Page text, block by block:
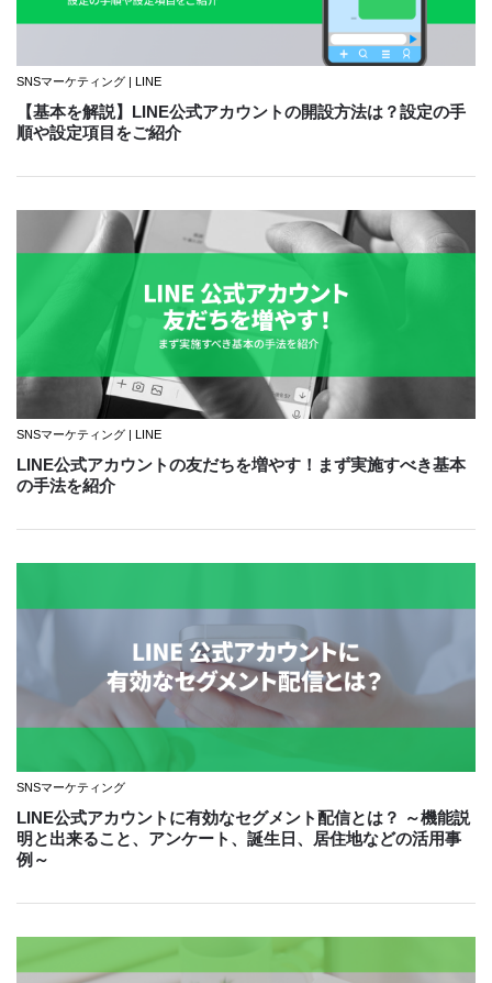
SNSマーケティング | LINE
【基本を解説】LINE公式アカウントの開設方法は？設定の手
順や設定項目をご紹介
SNSマーケティング | LINE
LINE公式アカウントの友だちを増やす！まず実施すべき基本
の手法を紹介
SNSマーケティング
LINE公式アカウントに有効なセグメント配信とは？ ～機能説
明と出来ること、アンケート、誕生日、居住地などの活用事
例～